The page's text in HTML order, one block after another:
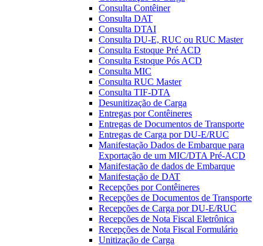
Consulta Contêiner
Consulta DAT
Consulta DTAI
Consulta DU-E, RUC ou RUC Master
Consulta Estoque Pré ACD
Consulta Estoque Pós ACD
Consulta MIC
Consulta RUC Master
Consulta TIF-DTA
Desunitização de Carga
Entregas por Contêineres
Entregas de Documentos de Transporte
Entregas de Carga por DU-E/RUC
Manifestação Dados de Embarque para
Exportação de um MIC/DTA Pré-ACD
Manifestação de dados de Embarque
Manifestação de DAT
Recepções por Contêineres
Recepções de Documentos de Transporte
Recepções de Carga por DU-E/RUC
Recepções de Nota Fiscal Eletrônica
Recepções de Nota Fiscal Formulário
Unitização de Carga